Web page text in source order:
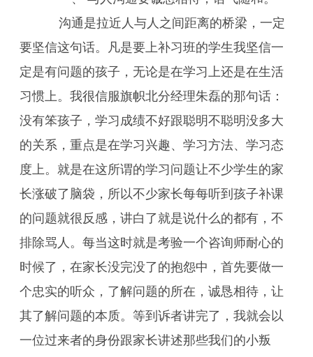
沟通是拉近人与人之间距离的桥梁，一定
要坚信这句话。凡是要上补习班的学生我坚信一
定是有问题的孩子，无论是在学习上还是在生活
习惯上。我很信服旗帜北分经理朱磊的那句话：
没有笨孩子，学习成绩不好跟聪明不聪明没多大
的关系，重点是在学习兴趣、学习方法、学习态
度上。就是在这所谓的学习问题让不少学生的家
长涨破了脑袋，所以不少家长每每听到孩子补课
的问题就很反感，讲白了就是说什么的都有，不
排除骂人。每当这时就是考验一个咨询师耐心的
时候了，在家长没完没了的抱怨中，首先要做一
个忠实的听众，了解问题的所在，诚恳相待，让
其了解问题的本质。等到诉者讲完了，我就会以
一位过来者的身份跟家长讲述那些我们的小叛